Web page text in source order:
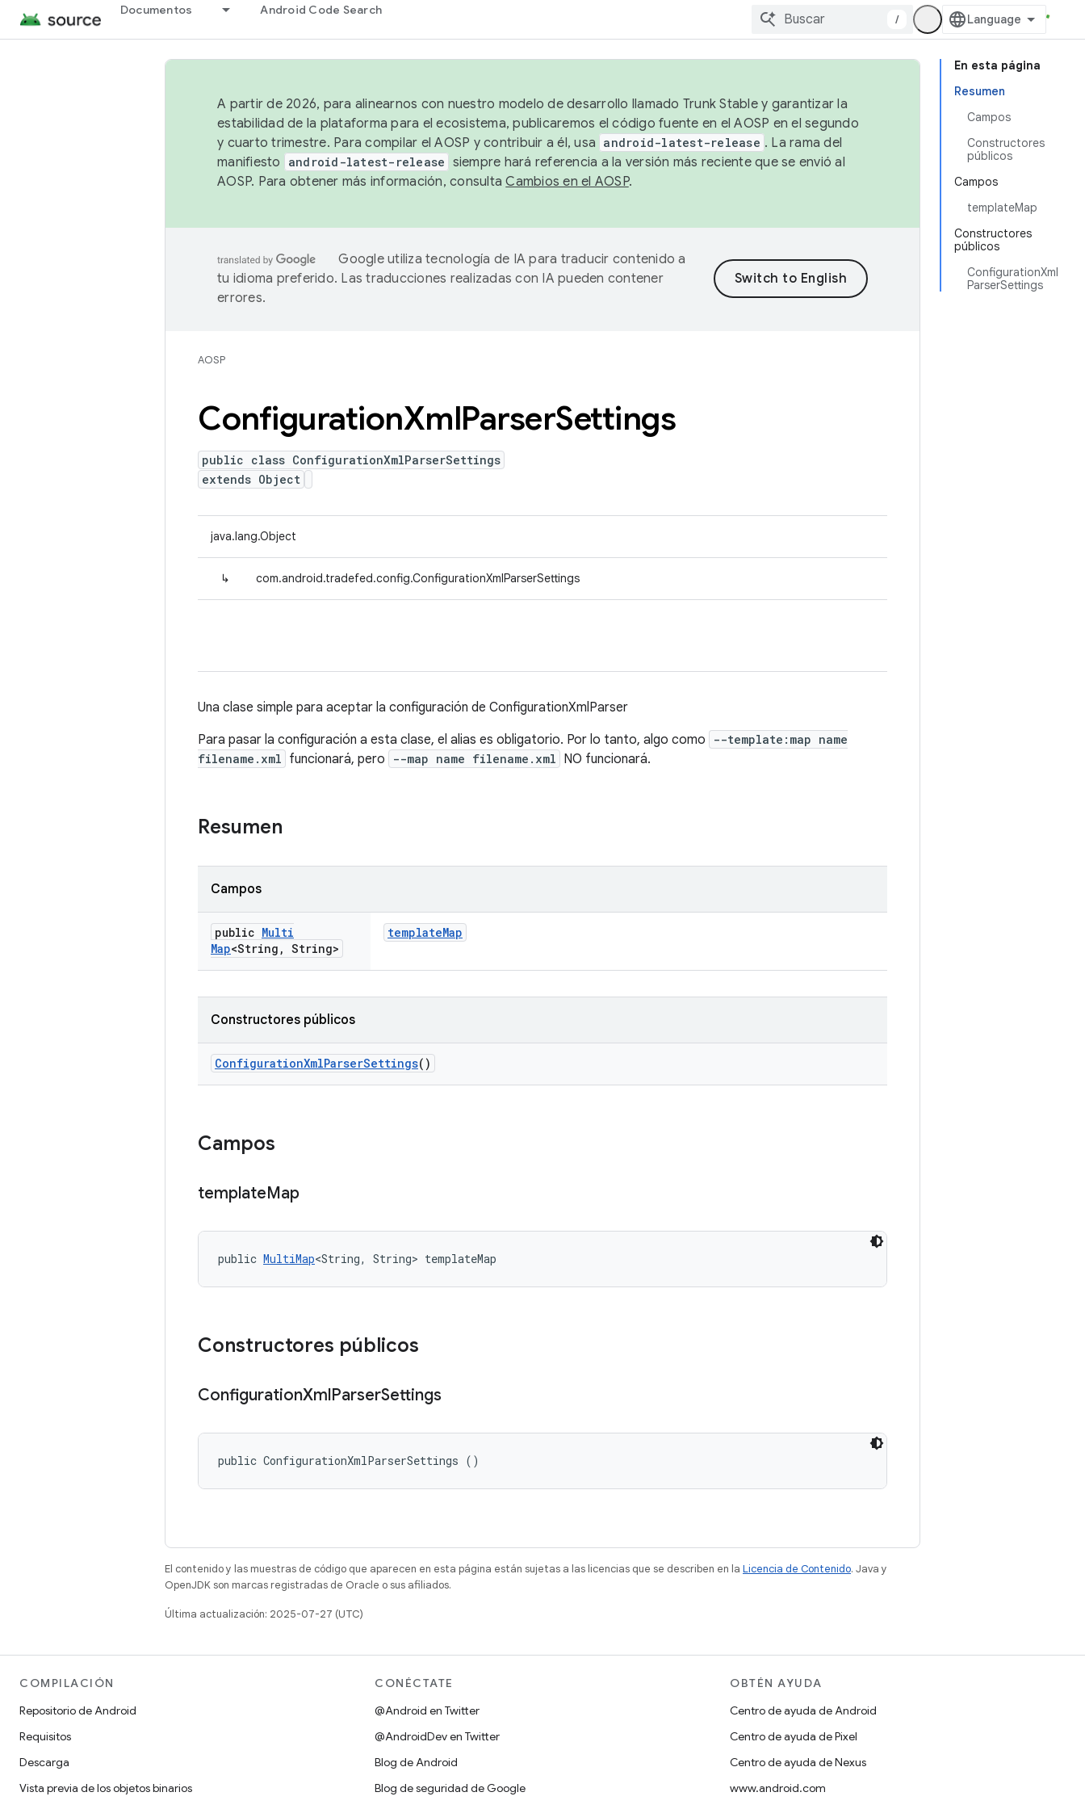
Documentos Android Code Search
/
En esta página
Resumen
Campos
Constructores
públicos
Campos
templateMap
Constructores
públicos
ConfigurationXml
ParserSettings
A partir de 2026, para alinearnos con nuestro modelo de desarrollo llamado Trunk Stable y garantizar la
estabilidad de la plataforma para el ecosistema, publicaremos el código fuente en el AOSP en el segundo
y cuarto trimestre. Para compilar el AOSP y contribuir a él, usa android-latest-release . La rama del
manifiesto
android-latest-release siempre hará referencia a la versión más reciente que se envió al
AOSP. Para obtener más información, consultaCambios en el AOSP.
Google utiliza tecnología de IA para traducir contenido a
tu idioma preferido. Las traducciones realizadas con IA pueden contener
errores.
AOSP
ConfigurationXmlParserSettings
public class ConfigurationXmlParserSettings
extends Object
java.lang.Object
↳ com.android.tradefed.config.ConfigurationXmlParserSettings
Una clase simple para aceptar la configuración de ConfigurationXmlParser
Para pasar la configuración a esta clase, el alias es obligatorio. Por lo tanto, algo como
--template:map name
filename.xml funcionará, pero --map name filename.xml NO funcionará.
Resumen
Campos
public Multi
Map<String , String>
templateMap
Constructores públicos
ConfigurationXmlParserSettings()
Campos
templateMap
public MultiMap<String, String> templateMap
Constructores públicos
ConfigurationXmlParserSettings
public ConfigurationXmlParserSettings ()
El contenido y las muestras de código que aparecen en esta página están sujetas a las licencias que se describen en la Licencia de Contenido. Java y
OpenJDK son marcas registradas de Oracle o sus afiliados.
Última actualización: 2025-07-27 (UTC)
COMPILACIÓN
Repositorio de Android
Requisitos
Descarga
Vista previa de los objetos binarios
CONÉCTATE
@Android en Twitter
@AndroidDev en Twitter
Blog de Android
Blog de seguridad de Google
OBTÉN AYUDA
Centro de ayuda de Android
Centro de ayuda de Pixel
Centro de ayuda de Nexus
www.android.com